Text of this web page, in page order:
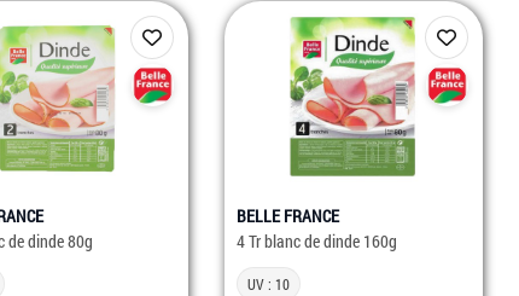
de dinde 80g
BELLE FRANCE
4 Tr blanc de dinde 160g
UV : 10